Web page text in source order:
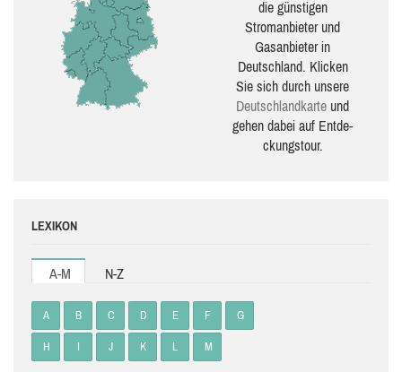
die güns­ti­gen
Stromanbieter und
Gasanbieter in
Deutschland. Klicken
Sie sich durch unsere
Deutsch­land­karte und
gehen dabei auf Ent­de­
ckungs­tour.
LEXIKON
A-M N-Z
A B C D E F G
H I J K L M